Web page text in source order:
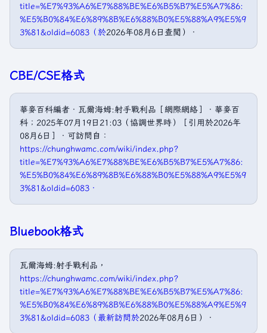
title=%E7%93%A6%E7%88%BE%E6%B5%B7%E5%A7%86:
%E5%B0%84%E6%89%8B%E6%88%B0%E5%88%A9%E5%9
3%81&oldid=6083（於2026年08月6日查閲）．
CBE/CSE格式
華麥百科編者．瓦爾海姆:射手戰利品［網際網絡］．華麥百
科；2025年07月19日21:03（協調世界時）［引用於2026年
08月6日］．可訪問自：
https://chunghwamc.com/wiki/index.php?
title=%E7%93%A6%E7%88%BE%E6%B5%B7%E5%A7%86:
%E5%B0%84%E6%89%8B%E6%88%B0%E5%88%A9%E5%9
3%81&oldid=6083．
Bluebook格式
瓦爾海姆:射手戰利品，
https://chunghwamc.com/wiki/index.php?
title=%E7%93%A6%E7%88%BE%E6%B5%B7%E5%A7%86:
%E5%B0%84%E6%89%8B%E6%88%B0%E5%88%A9%E5%9
3%81&oldid=6083（最新訪問於2026年08月6日）．